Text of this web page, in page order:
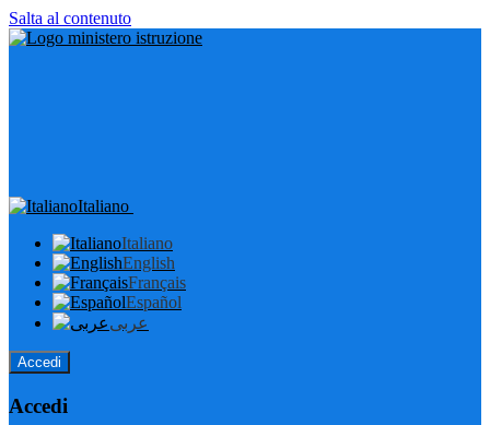
Salta al contenuto
Italiano
Italiano
English
Français
Español
عربى
Accedi
Accedi